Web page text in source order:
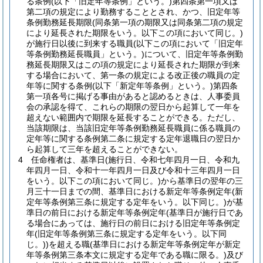
第二項の規定により勤務することとされ、かつ、旧定年等
条例勤務延長期限(同条第一項の期限又は同条第二項の規定
により延長された期限をいう。以下この項において同じ。)
が施行日以後に到来する職員(以下この項において「旧定年
等条例勤務延長職員」という。)について、旧定年等条例勤
務延長期限又はこの項の規定により延長された期限が到来
する場合において、第一条の規定による改正後の職員の定
年等に関する条例(以下「新定年等条例」という。)第四条
第一項各号に掲げる事由があると認めるときは、人事委員
会の承認を得て、これらの期限の翌日から起算して一年を
超えない範囲内で期限を延長することができる。 ただし、
当該期限は、当該旧定年等条例勤務延長職員に係る職員の
定年等に関する条例第二条に規定する定年退職日の翌日か
ら起算して三年を超えることができない。
4
任命権者は、基準日(施行日、令和七年四月一日、令和九
年四月一日、令和十一年四月一日及び令和十三年四月一日
をいう。以下この項において同じ。)から基準日の翌年の三
月三十一日までの間、基準日における新定年等条例定年(新
定年等条例第三条に規定する定年をいう。以下同じ。)が基
準日の前日における新定年等条例定年(基準日が施行日であ
る場合にあっては、施行日の前日における旧定年等条例定
年(旧定年等条例第三条に規定する定年をいう。以下同
じ。))を超える職(基準日における新定年等条例定年が新定
年等条例第三条本文に規定する定年である職に限る。)及び